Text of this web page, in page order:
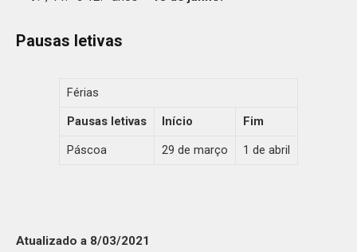
Pausas letivas
Férias
Pausas letivas
Início
Fim
Páscoa
29 de março 1 de abril
Atualizado a 8/03/2021